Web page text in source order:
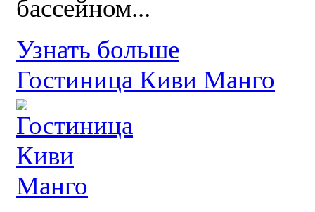
бассейном...
Узнать больше
Гостиница Киви Манго